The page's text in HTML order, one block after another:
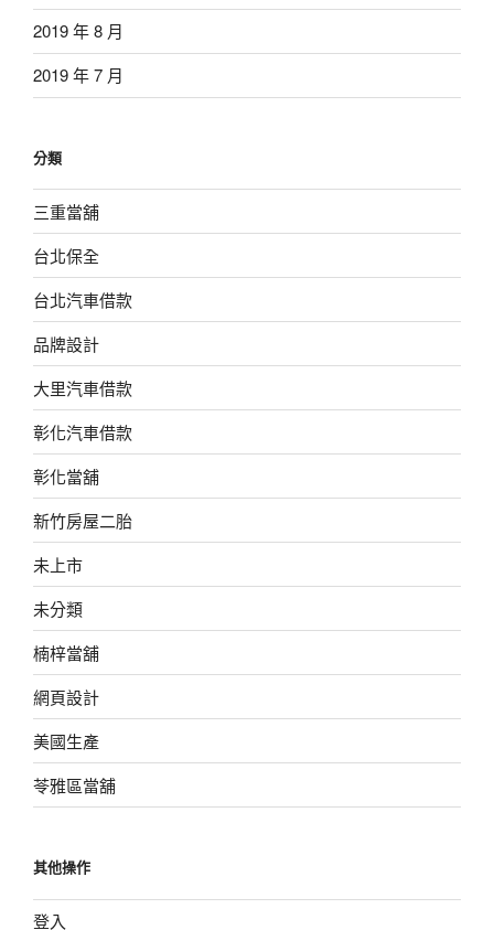
2019 年 8 月
2019 年 7 月
分類
三重當舖
台北保全
台北汽車借款
品牌設計
大里汽車借款
彰化汽車借款
彰化當舖
新竹房屋二胎
未上市
未分類
楠梓當舖
網頁設計
美國生產
苓雅區當舖
其他操作
登入